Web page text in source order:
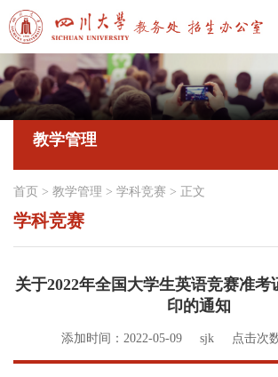
教学管理
首页 > 教学管理 > 学科竞赛 > 正文
学科竞赛
关于2022年全国大学生英语竞赛准考
印的通知
添加时间：2022-05-09 sjk 点击次